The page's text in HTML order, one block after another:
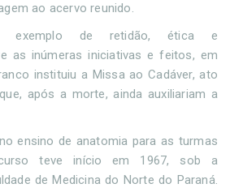
ao acervo reunido.
exemplo de retidão, ética e
as inúmeras iniciativas e feitos, em
instituiu a Missa ao Cadáver, ato
após a morte, ainda auxiliariam a
ensino de anatomia para as turmas
teve início em 1967, sob a
de Medicina do Norte do Paraná.